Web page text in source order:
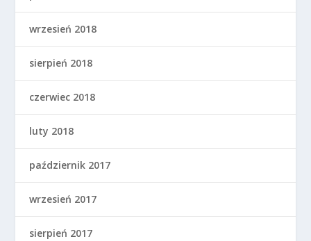
wrzesień 2018
sierpień 2018
czerwiec 2018
luty 2018
październik 2017
wrzesień 2017
sierpień 2017